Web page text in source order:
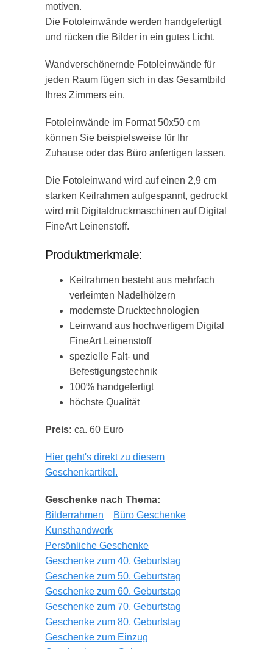
motiven.
Die Fotoleinwände werden handgefertigt
und rücken die Bilder in ein gutes Licht.
Wandverschönernde Fotoleinwände für
jeden Raum fügen sich in das Gesamtbild
Ihres Zimmers ein.
Fotoleinwände im Format 50x50 cm
können Sie beispielsweise für Ihr
Zuhause oder das Büro anfertigen lassen.
Die Fotoleinwand wird auf einen 2,9 cm
starken Keilrahmen aufgespannt, gedruckt
wird mit Digitaldruckmaschinen auf Digital
FineArt Leinenstoff.
Produktmerkmale:
Keilrahmen besteht aus mehrfach
verleimten Nadelhölzern
modernste Drucktechnologien
Leinwand aus hochwertigem Digital
FineArt Leinenstoff
spezielle Falt- und
Befestigungstechnik
100% handgefertigt
höchste Qualität
Preis: ca. 60 Euro
Hier geht's direkt zu diesem
Geschenkartikel.
Geschenke nach Thema:
Bilderrahmen
Büro Geschenke
Kunsthandwerk
Persönliche Geschenke
Geschenke zum 40. Geburtstag
Geschenke zum 50. Geburtstag
Geschenke zum 60. Geburtstag
Geschenke zum 70. Geburtstag
Geschenke zum 80. Geburtstag
Geschenke zum Einzug